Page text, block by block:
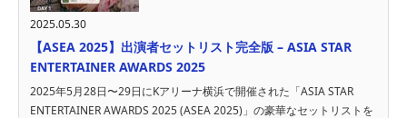
2025.05.30
【ASEA 2025】出演者セットリスト完全版 – ASIA STAR
ENTERTAINER AWARDS 2025
2025年5月28日〜29日にKアリーナ横浜で開催された「ASIA STAR
ENTERTAINER AWARDS 2025 (ASEA 2025)」の豪華なセットリストを